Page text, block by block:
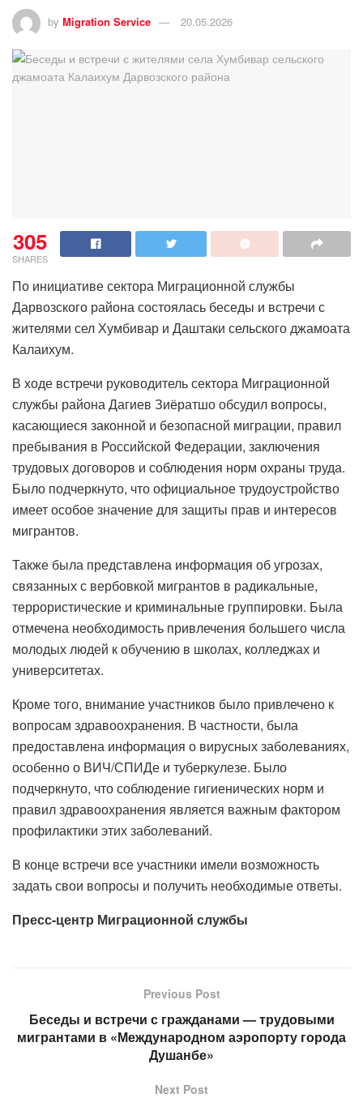
by Migration Service 20.05.2026
305
SHARES
По инициативе сектора Миграционной службы
Дарвозского района состоялась беседы и встречи с
жителями сел Хумбивар и Даштаки сельского джамоата
Калаихум.
В ходе встречи руководитель сектора Миграционной
службы района Дагиев Зиёратшо обсудил вопросы,
касающиеся законной и безопасной миграции, правил
пребывания в Российской Федерации, заключения
трудовых договоров и соблюдения норм охраны труда.
Было подчеркнуто, что официальное трудоустройство
имеет особое значение для защиты прав и интересов
мигрантов.
Также была представлена ​​информация об угрозах,
связанных с вербовкой мигрантов в радикальные,
террористические и криминальные группировки. Была
отмечена необходимость привлечения большего числа
молодых людей к обучению в школах, колледжах и
университетах.
Кроме того, внимание участников было привлечено к
вопросам здравоохранения. В частности, была
предоставлена ​​информация о вирусных заболеваниях,
особенно о ВИЧ/СПИДе и туберкулезе. Было
подчеркнуто, что соблюдение гигиенических норм и
правил здравоохранения является важным фактором
профилактики этих заболеваний.
В конце встречи все участники имели возможность
задать свои вопросы и получить необходимые ответы.
Пресс-центр Миграционной службы
Previous Post
Беседы и встречи с гражданами — трудовыми
мигрантами в «Международном аэропорту города
Душанбе»
Next Post